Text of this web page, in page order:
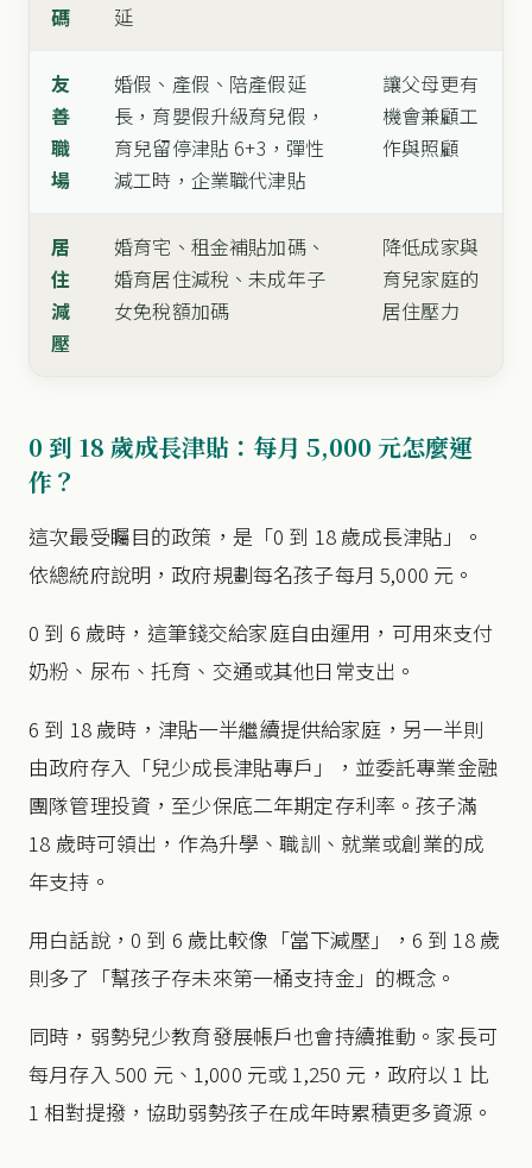
碼
延
友
善
職
場
婚假、產假、陪產假延
長，育嬰假升級育兒假，
育兒留停津貼 6+3，彈性
減工時，企業職代津貼
讓父母更有
機會兼顧工
作與照顧
居
住
減
壓
婚育宅、租金補貼加碼、
婚育居住減稅、未成年子
女免稅額加碼
降低成家與
育兒家庭的
居住壓力
0 到 18 歲成長津貼：每月 5,000 元怎麼運
作？
這次最受矚目的政策，是「0 到 18 歲成長津貼」。
依總統府說明，政府規劃每名孩子每月 5,000 元。
0 到 6 歲時，這筆錢交給家庭自由運用，可用來支付
奶粉、尿布、托育、交通或其他日常支出。
6 到 18 歲時，津貼一半繼續提供給家庭，另一半則
由政府存入「兒少成長津貼專戶」，並委託專業金融
團隊管理投資，至少保底二年期定存利率。孩子滿
18 歲時可領出，作為升學、職訓、就業或創業的成
年支持。
用白話說，0 到 6 歲比較像「當下減壓」，6 到 18 歲
則多了「幫孩子存未來第一桶支持金」的概念。
同時，弱勢兒少教育發展帳戶也會持續推動。家長可
每月存入 500 元、1,000 元或 1,250 元，政府以 1 比
1 相對提撥，協助弱勢孩子在成年時累積更多資源。